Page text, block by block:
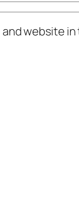
and website